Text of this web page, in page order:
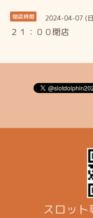
閉店時間 2024-04-07 (
２１：００閉店
スロッ